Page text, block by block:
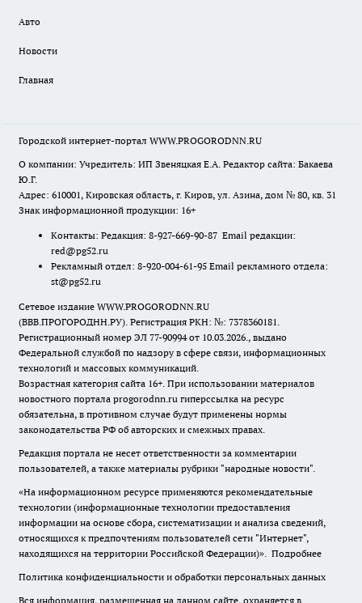
Авто
Новости
Главная
Городской интернет-портал WWW.PROGORODNN.RU
О компании: Учредитель: ИП Звеняцкая Е.А. Редактор сайта: Бакаева
Ю.Г.
Адрес: 610001, Кировская область, г. Киров, ул. Азина, дом № 80, кв. 31
Знак информационной продукции: 16+
Контакты: Редакция: 8-927-669-90-87 Email редакции:
red@pg52.ru
Рекламный отдел: 8-920-004-61-95 Email рекламного отдела:
st@pg52.ru
Сетевое издание WWW.PROGORODNN.RU
(ВВВ.ПРОГОРОДНН.РУ). Регистрация РКН: №: 7378360181.
Регистрационный номер ЭЛ 77-90994 от 10.03.2026., выдано
Федеральной службой по надзору в сфере связи, информационных
технологий и массовых коммуникаций.
Возрастная категория сайта 16+. При использовании материалов
новостного портала progorodnn.ru гиперссылка на ресурс
обязательна, в противном случае будут применены нормы
законодательства РФ об авторских и смежных правах.
Редакция портала не несет ответственности за комментарии
пользователей, а также материалы рубрики "народные новости".
«На информационном ресурсе применяются рекомендательные
технологии (информационные технологии предоставления
информации на основе сбора, систематизации и анализа сведений,
относящихся к предпочтениям пользователей сети "Интернет",
находящихся на территории Российской Федерации)». Подробнее
Политика конфиденциальности и обработки персональных данных
Вся информация, размещенная на данном сайте, охраняется в